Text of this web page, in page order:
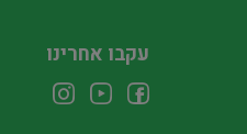
עקבו אחרינו